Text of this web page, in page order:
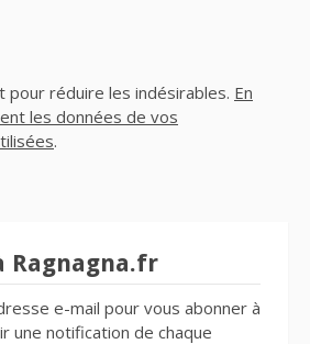
pour réduire les indésirables. En
les données de vos
.
Ragnagna.fr
e-mail pour vous abonner à
une notification de chaque